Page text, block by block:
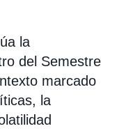
la
del Semestre
marcado
la